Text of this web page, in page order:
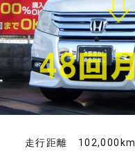
走行距離 102,000km